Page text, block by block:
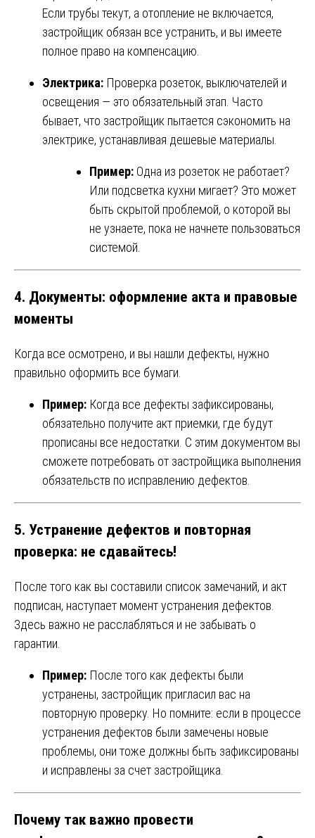
Если трубы текут, а отопление не включается,
застройщик обязан все устранить, и вы имеете
полное право на компенсацию.
Электрика: Проверка розеток, выключателей и
освещения — это обязательный этап. Часто
бывает, что застройщик пытается сэкономить на
электрике, устанавливая дешевые материалы.
Пример: Одна из розеток не работает?
Или подсветка кухни мигает? Это может
быть скрытой проблемой, о которой вы
не узнаете, пока не начнете пользоваться
системой.
4. Документы: оформление акта и правовые
моменты
Когда все осмотрено, и вы нашли дефекты, нужно
правильно оформить все бумаги.
Пример: Когда все дефекты зафиксированы,
обязательно получите акт приемки, где будут
прописаны все недостатки. С этим документом вы
сможете потребовать от застройщика выполнения
обязательств по исправлению дефектов.
5. Устранение дефектов и повторная
проверка: не сдавайтесь!
После того как вы составили список замечаний, и акт
подписан, наступает момент устранения дефектов.
Здесь важно не расслабляться и не забывать о
гарантии.
Пример: После того как дефекты были
устранены, застройщик пригласил вас на
повторную проверку. Но помните: если в процессе
устранения дефектов были замечены новые
проблемы, они тоже должны быть зафиксированы
и исправлены за счет застройщика.
Почему так важно провести